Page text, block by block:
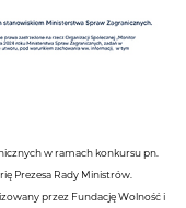
w ramach konkursu pn.
Prezesa Rady Ministrów.
przez Fundację Wolność i